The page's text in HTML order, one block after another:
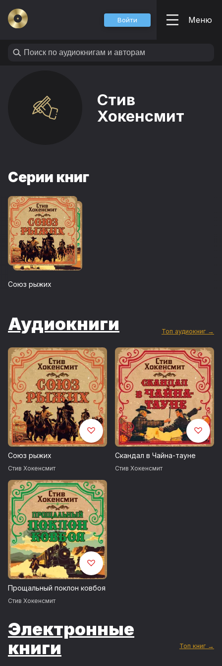
Войти Меню
Стив
Хокенсмит
Серии книг
Союз рыжих
Аудиокниги Топ аудиокниг →
Союз рыжих
Стив Хокенсмит
Скандал в Чайна-тауне
Стив Хокенсмит
Прощальный поклон ковбоя
Стив Хокенсмит
Электронные
книги
Топ книг →